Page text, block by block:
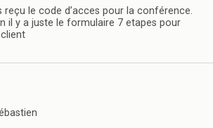
reçu le code d’acces pour la conférence.
il y a juste le formulaire 7 etapes pour